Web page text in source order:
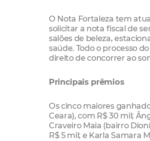
O Nota Fortaleza tem
solicitar a nota fiscal de
salões de beleza,
saúde. Todo o processo
direito de concorrer ao
Principais prêmios
Os cinco maiores
Ceara), com R$ 30 mil;
Craveiro Maia (bairro
R$ 5 mil; e Karla Samara